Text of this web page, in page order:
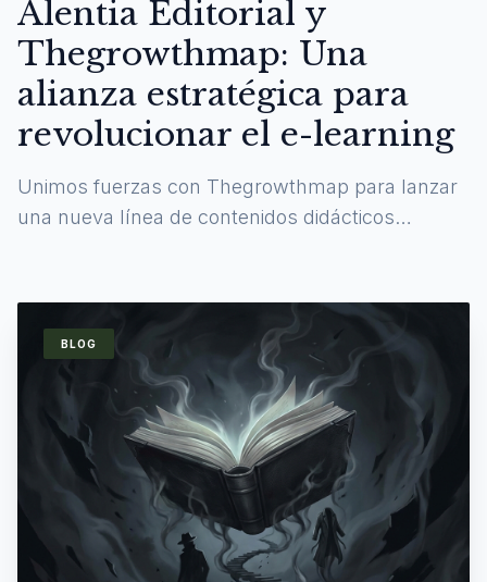
Alentia Editorial y
Thegrowthmap: Una
alianza estratégica para
revolucionar el e-learning
Unimos fuerzas con Thegrowthmap para lanzar
una nueva línea de contenidos didácticos
BLOG